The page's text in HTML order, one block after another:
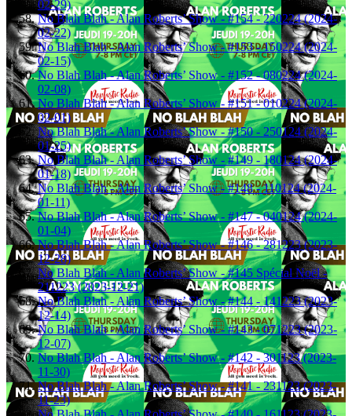
02-29)
No Blah Blah - Alan Roberts’ Show - #154 - 220224 (2024-
02-22)
No Blah Blah - Alan Roberts’ Show - #153 - 150224 (2024-
02-15)
No Blah Blah - Alan Roberts’ Show - #152 - 080224 (2024-
02-08)
No Blah Blah - Alan Roberts’ Show - #151 - 010224 (2024-
02-01)
No Blah Blah - Alan Roberts’ Show - #150 - 250124 (2024-
01-25)
No Blah Blah - Alan Roberts’ Show - #149 - 180124 (2024-
01-18)
No Blah Blah - Alan Roberts’ Show - #148 - 110124 (2024-
01-11)
No Blah Blah - Alan Roberts’ Show - #147 - 040124 (2024-
01-04)
No Blah Blah - Alan Roberts’ Show - #146 - 281223 (2023-
12-28)
No Blah Blah - Alan Roberts’ Show - #145 Spécial Noël -
211223 (2023-12-21)
No Blah Blah - Alan Roberts’ Show - #144 - 141223 (2023-
12-14)
No Blah Blah - Alan Roberts’ Show - #143 - 071223 (2023-
12-07)
No Blah Blah - Alan Roberts’ Show - #142 - 301123 (2023-
11-30)
No Blah Blah - Alan Roberts’ Show - #141 - 231123 (2023-
11-23)